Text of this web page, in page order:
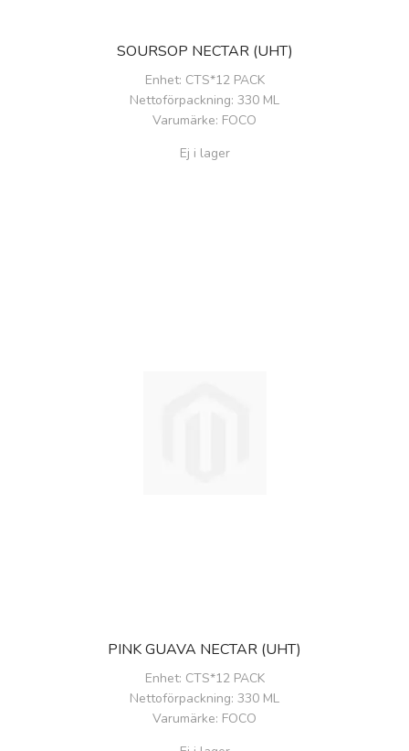
SOURSOP NECTAR (UHT)
Enhet: CTS*12 PACK
Nettoförpackning: 330 ML
Varumärke: FOCO
Ej i lager
PINK GUAVA NECTAR (UHT)
Enhet: CTS*12 PACK
Nettoförpackning: 330 ML
Varumärke: FOCO